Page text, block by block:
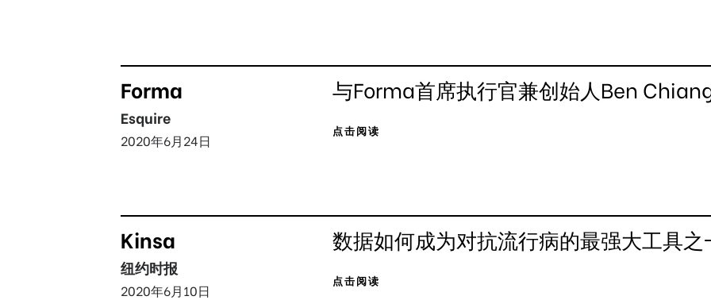
Forma
Esquire
2020年6月24日
与Forma首席执行官兼创始人Ben
点击阅读
Kinsa
纽约时报
2020年6月10日
数据如何成为对抗流行病的最强大工具之
点击阅读